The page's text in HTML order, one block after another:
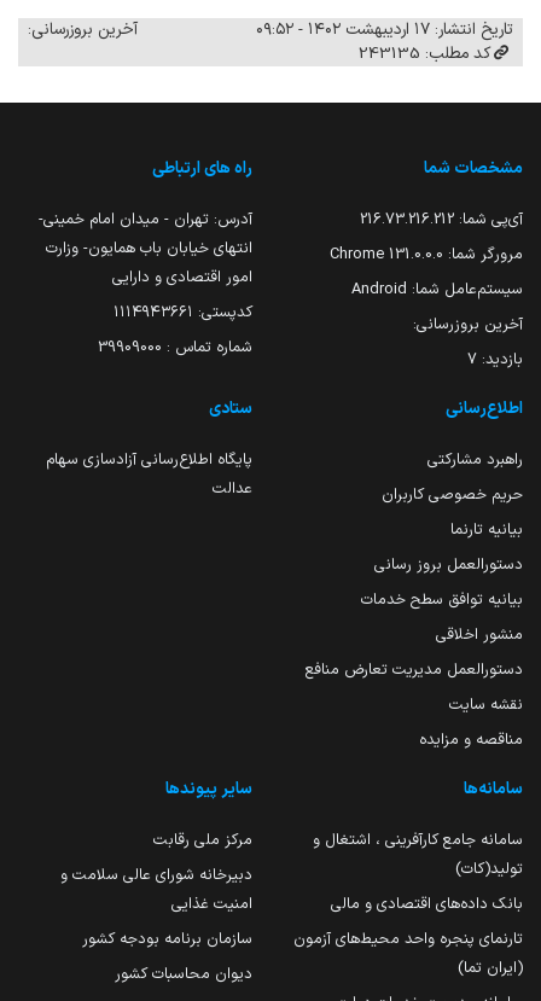
تاریخ انتشار: ۱۷ اردیبهشت ۱۴۰۲ - ۰۹:۵۲
آخرین بروزرسانی:
کد مطلب: 243135
مشخصات شما
آی‌پی شما: 216.73.216.212
مرورگر شما: 131.0.0.0 Chrome
سیستم‌عامل شما: Android
آخرین بروزرسانی:
بازدید: 7
راه های ارتباطی
آدرس: تهران - میدان امام خمینی-
انتهای خیابان باب همایون- وزارت
امور اقتصادی و دارایی
کدپستی: ۱۱۱۴۹۴۳۶۶۱
شماره تماس : 39909000
اطلاع‌رسانی
راهبرد مشارکتی
حریم خصوصی کاربران
بیانیه تارنما
دستورالعمل بروز رسانی
بیانیه توافق سطح خدمات
منشور اخلاقی
دستورالعمل مدیریت تعارض منافع
نقشه سایت
مناقصه و مزایده
ستادی
پایگاه اطلاع‌رسانی آزادسازی سهام
عدالت
سامانه‌ها
سامانه جامع کارآفرینی ، اشتغال و
تولید(کات)
بانک داده‌های اقتصادی و مالی
تارنمای پنجره واحد محیط‌های آزمون
(ایران تما)
سایر پیوندها
مرکز ملی رقابت
دبیرخانه شورای عالی سلامت و
امنیت غذایی
سازمان برنامه بودجه کشور
دیوان محاسبات کشور